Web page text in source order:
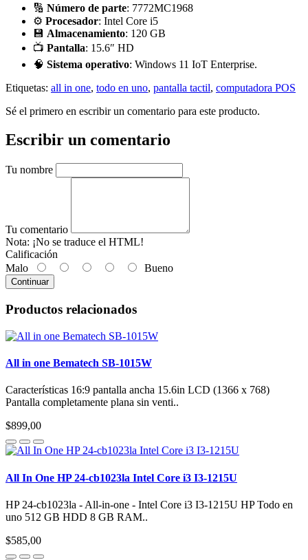
🔢 Número de parte: 7772MC1968
⚙️ Procesador: Intel Core i5
💾 Almacenamiento: 120 GB
📺 Pantalla: 15.6″ HD
🧠 Sistema operativo: Windows 11 IoT Enterprise.
Etiquetas: all in one, todo en uno, pantalla tactil, computadora POS
Sé el primero en escribir un comentario para este producto.
Escribir un comentario
Tu nombre
Tu comentario
Nota: ¡No se traduce el HTML!
Calificación
Malo
Bueno
Continuar
Productos relacionados
All in one Bematech SB-1015W
Características 16:9 pantalla ancha 15.6in LCD (1366 x 768)
Pantalla completamente plana sin venti..
$899,00
All In One HP 24-cb1023la Intel Core i3 I3-1215U
HP 24-cb1023la - All-in-one - Intel Core i3 I3-1215U HP Todo en
uno 512 GB HDD 8 GB RAM..
$585,00